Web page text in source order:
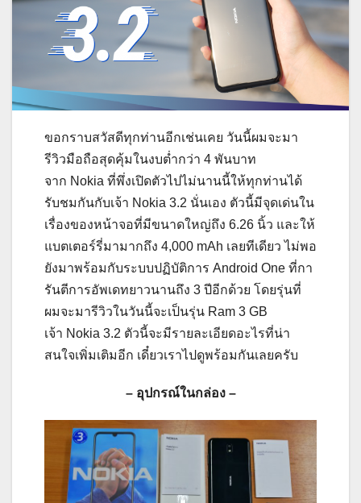
ขอกราบสวัสดีทุกท่านอีกเช่นเคย วันนี้ผมจะมา
รีวิวมือถือสุดคุ้มในงบต่ำกว่า 4 พันบาท
จาก Nokia ที่พึ่งเปิดตัวไปไม่นานนี้ให้ทุกท่านได้
รับชมกันกับเจ้า Nokia 3.2 นั่นเอง ตัวนี้มีจุดเด่นใน
เรื่องของหน้าจอที่มีขนาดใหญ่ถึง 6.26 นิ้ว และให้
แบตเตอร์รี่มามากถึง 4,000 mAh เลยทีเดียว ไม่พอ
ยังมาพร้อมกับระบบปฏิบัติการ Android One ที่กา
รันตีการอัพเดทยาวนานถึง 3 ปีอีกด้วย โดยรุ่นที่
ผมจะมารีวิวในวันนี้จะเป็นรุ่น Ram 3 GB
เจ้า Nokia 3.2 ตัวนี้จะมีรายละเอียดอะไรที่น่า
สนใจเพิ่มเติมอีก เดี๋ยวเราไปดูพร้อมกันเลยครับ
– อุปกรณ์ในกล่อง –